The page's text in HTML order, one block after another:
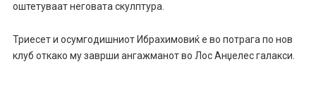
оштетуваат неговата скулптура.
Триесет и осумгодишниот Ибрахимовиќ е во потрага по нов
клуб откако му заврши ангажманот во Лос Анџелес галакси.